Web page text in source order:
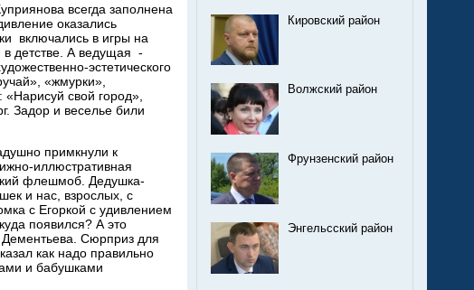
всегда заполнена
оказались
включались в игры на
в детстве. А ведущая -
эстетического
«жмурки»,
свой город»,
Задор и веселье били
примкнули к
иллюстративная
флешмоб. Дедушка-
и нас, взрослых, с
с Егоркой с удивлением
появился? А это
Сюрприз для
как надо правильно
и бабушками
Кировский район
Волжский район
Фрунзенский район
Энгельсский район